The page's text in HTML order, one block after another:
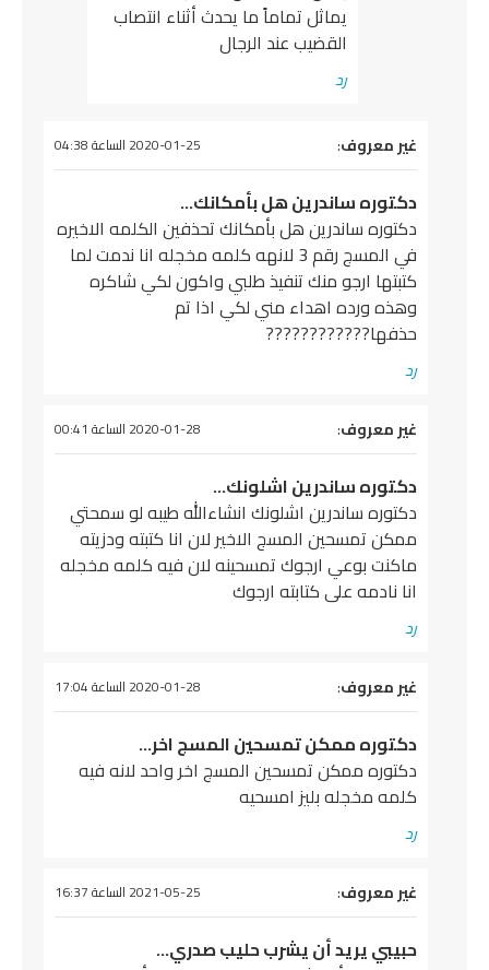
يماثل تماماً ما يحدث أثناء انتصاب
القضيب عند الرجال
رد
يقول
غير معروف: 2020-01-25 الساعة 04:38
دكتوره ساندرين هل بأمكانك…
دكتوره ساندرين هل بأمكانك تحذفين الكلمه الاخيره
في المسج رقم 3 لانهه كلمه مخجله انا ندمت لما
كتبتها ارجو منك تنفيذ طلبي واكون لكي شاكره
وهذه ورده اهداء مني لكي اذا تم
حذفها????????????
رد
يقول
غير معروف: 2020-01-28 الساعة 00:41
دكتوره ساندرين اشلونك…
دكتوره ساندرين اشلونك انشاءالله طيبه لو سمحتي
ممكن تمسحين المسج الاخير لان انا كتبته ودزيته
ماكنت بوعي ارجوك تمسحينه لان فيه كلمه مخجله
انا نادمه على كتابته ارجوك
رد
يقول
غير معروف: 2020-01-28 الساعة 17:04
دكتوره ممكن تمسحين المسج اخر…
دكتوره ممكن تمسحين المسج اخر واحد لانه فيه
كلمه مخجله بليز امسحيه
رد
يقول
غير معروف: 2021-05-25 الساعة 16:37
حبيبي يريد أن يشرب حليب صدري…